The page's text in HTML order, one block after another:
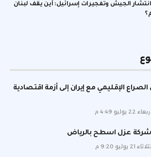
الجيش وتفجيرات إسرائيل: أين يقف لبنان
الإقليمي مع إيران إلى أزمة اقتصادية
22 يوليو 4:49 م
شركة عزل اسطح بالرياض
الثلاثاء 21 يوليو 9:20 م